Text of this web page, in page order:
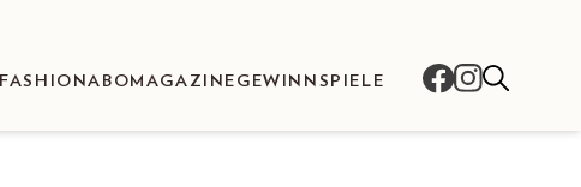
FASHIONABOMAGAZINE GEWINNSPIELE